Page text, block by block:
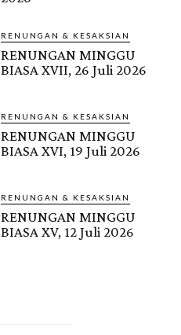
RENUNGAN & KESAKSIAN
RENUNGAN MINGGU
BIASA XVII, 26 Juli 2026
RENUNGAN & KESAKSIAN
RENUNGAN MINGGU
BIASA XVI, 19 Juli 2026
RENUNGAN & KESAKSIAN
RENUNGAN MINGGU
BIASA XV, 12 Juli 2026